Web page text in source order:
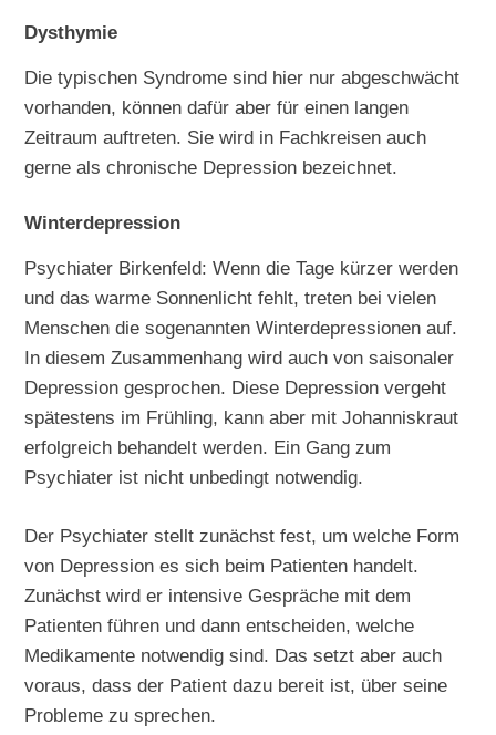
Dysthymie
Die typischen Syndrome sind hier nur abgeschwächt
vorhanden, können dafür aber für einen langen
Zeitraum auftreten. Sie wird in Fachkreisen auch
gerne als chronische Depression bezeichnet.
Winterdepression
Psychiater Birkenfeld: Wenn die Tage kürzer werden
und das warme Sonnenlicht fehlt, treten bei vielen
Menschen die sogenannten Winterdepressionen auf.
In diesem Zusammenhang wird auch von saisonaler
Depression gesprochen. Diese Depression vergeht
spätestens im Frühling, kann aber mit Johanniskraut
erfolgreich behandelt werden. Ein Gang zum
Psychiater ist nicht unbedingt notwendig.
Der Psychiater stellt zunächst fest, um welche Form
von Depression es sich beim Patienten handelt.
Zunächst wird er intensive Gespräche mit dem
Patienten führen und dann entscheiden, welche
Medikamente notwendig sind. Das setzt aber auch
voraus, dass der Patient dazu bereit ist, über seine
Probleme zu sprechen.